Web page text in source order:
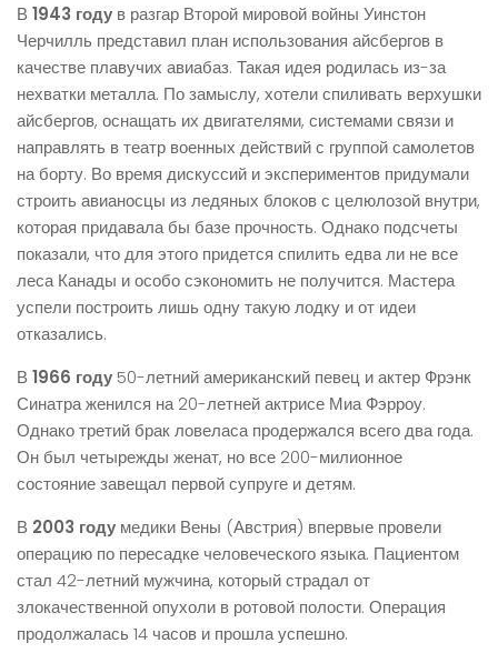
В 1943 году в разгар Второй мировой войны Уинстон
Черчилль представил план использования айсбергов в
качестве плавучих авиабаз. Такая идея родилась из-за
нехватки металла. По замыслу, хотели спиливать верхушки
айсбергов, оснащать их двигателями, системами связи и
направлять в театр военных действий с группой самолетов
на борту. Во время дискуссий и экспериментов придумали
строить авианосцы из ледяных блоков с целюлозой внутри,
которая придавала бы базе прочность. Однако подсчеты
показали, что для этого придется спилить едва ли не все
леса Канады и особо сэкономить не получится. Мастера
успели построить лишь одну такую лодку и от идеи
отказались.
В 1966 году50-летний американский певец и актер Фрэнк
Синатра женился на 20-летней актрисе Миа Фэрроу.
Однако третий брак ловеласа продержался всего два года.
Он был четырежды женат, но все 200-милионное
состояние завещал первой супруге и детям.
В 2003 году медики Вены (Австрия) впервые провели
операцию по пересадке человеческого языка. Пациентом
стал 42-летний мужчина, который страдал от
злокачественной опухоли в ротовой полости. Операция
продолжалась 14 часов и прошла успешно.